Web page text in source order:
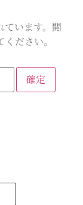
ています。閲
ださい。